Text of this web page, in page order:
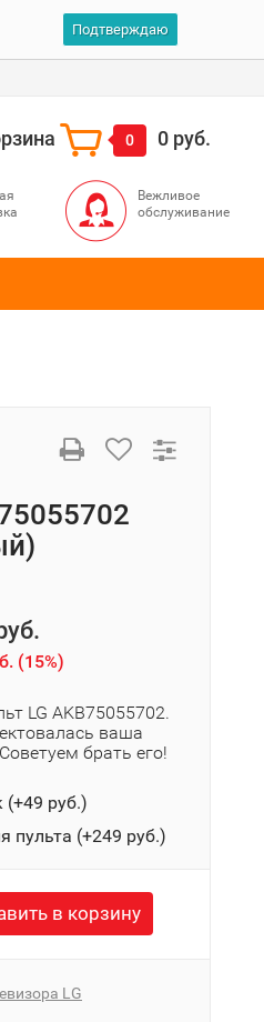
Подтверждаю
0 0 руб.
Вежливое
обслуживание
(15%)
LG AKB75055702.
ваша
брать его!
(+49 руб.)
пульта (+249 руб.)
в корзину
LG